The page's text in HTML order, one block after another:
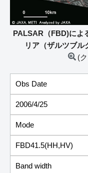
PALSAR（FBD)によ
リア（ザルツブル
(
Obs Date
2006/4/25
Mode
FBD41.5(HH,HV)
Band width